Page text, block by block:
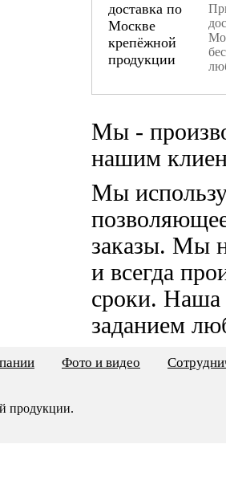
Мы -
нашим
Мы
заказы. Мы
и всегда
сроки. Наша
заданием
Фото и видео
продукции.